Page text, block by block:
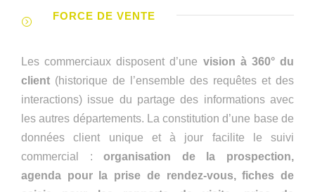
FORCE DE VENTE
Les commerciaux disposent d’une vision à 360° du
client (historique de l’ensemble des requêtes et des
interactions) issue du partage des informations avec
les autres départements. La constitution d’une base de
données client unique et à jour facilite le suivi
commercial :organisation de la prospection,
agenda pour la prise de rendez-vous, fiches de